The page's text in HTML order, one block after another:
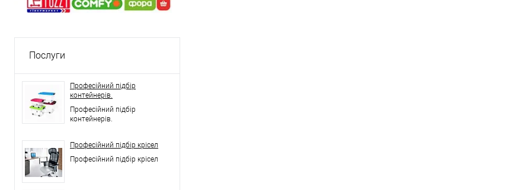
Послуги
Професійний підбір
контейнерів.
Професійний підбір
контейнерів.
Професійний підбір крісел
Професійний підбір крісел